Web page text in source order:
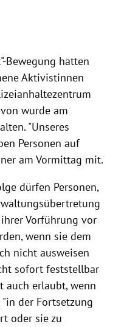
Bewegung hätten
Aktivistinnen
wurde am
"Unseres
Personen auf
am Vormittag mit.
dürfen Personen,
Vorführung vor
wenn sie dem
nicht ausweisen
sofort feststellbar
auch erlaubt, wenn
der Fortsetzung
oder sie zu